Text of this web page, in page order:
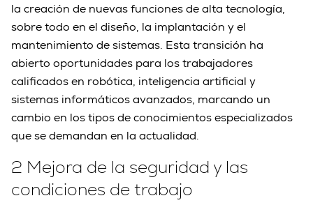
la creación de nuevas funciones de alta tecnología,
sobre todo en el diseño, la implantación y el
mantenimiento de sistemas. Esta transición ha
abierto oportunidades para los trabajadores
calificados en robótica, inteligencia artificial y
sistemas informáticos avanzados, marcando un
cambio en los tipos de conocimientos especializados
que se demandan en la actualidad.
2 Mejora de la seguridad y las
condiciones de trabajo